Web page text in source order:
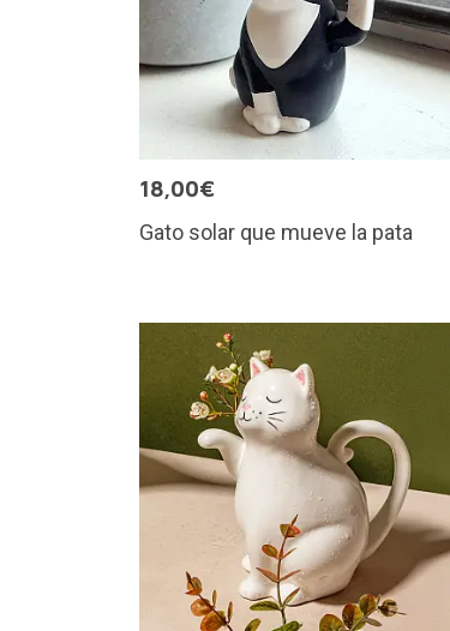
18,00€
Gato solar que mueve la pata